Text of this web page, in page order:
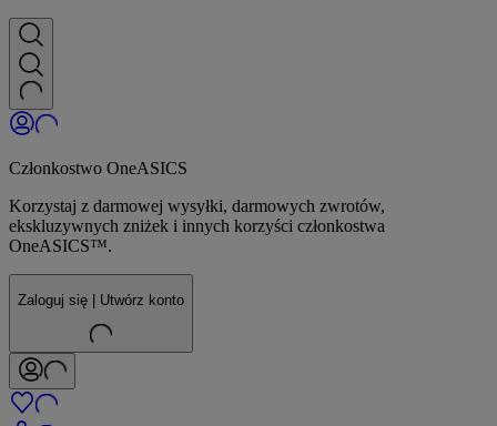
Członkostwo OneASICS
Korzystaj z darmowej wysyłki, darmowych zwrotów,
ekskluzywnych zniżek i innych korzyści członkostwa
OneASICS™.
Zaloguj się | Utwórz konto